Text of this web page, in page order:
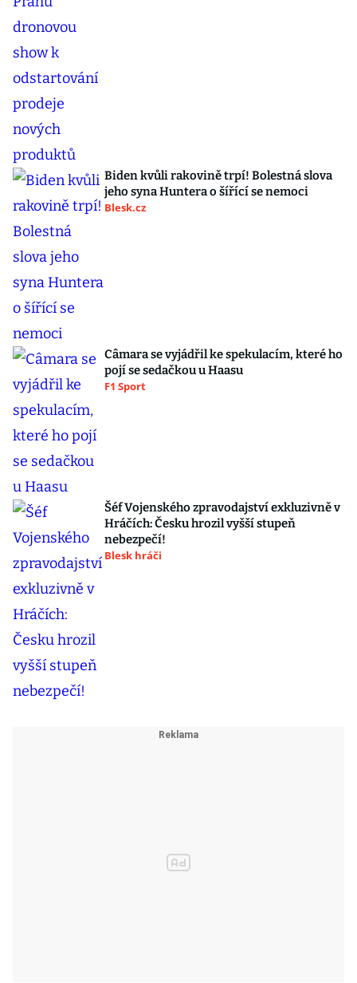
Biden kvůli rakovině trpí! Bolestná slova
jeho syna Huntera o šířící se nemoci
Blesk.cz
Câmara se vyjádřil ke spekulacím, které ho
pojí se sedačkou u Haasu
F1 Sport
Šéf Vojenského zpravodajství exkluzivně v
Hráčích: Česku hrozil vyšší stupeň
nebezpečí!
Blesk hráči